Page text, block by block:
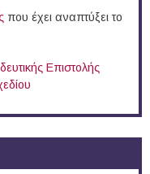
που έχει αναπτύξει το
Επιστολής